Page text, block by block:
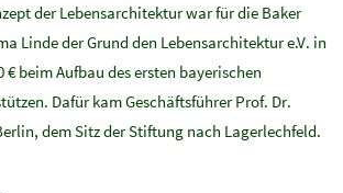
der Lebensarchitektur war für die Baker
Linde der Grund den Lebensarchitektur e.V. in
€ beim Aufbau des ersten bayerischen
Dafür kam Geschäftsführer Prof. Dr.
dem Sitz der Stiftung nach Lagerlechfeld.